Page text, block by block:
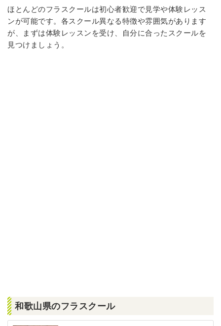
ほとんどのフラスクールは初心者歓迎で見学や体験レッス
ンが可能です。各スクール異なる特徴や雰囲気があります
が、まずは体験レッスンを受け、自分に合ったスクールを
見つけましょう。
和歌山県のフラスクール